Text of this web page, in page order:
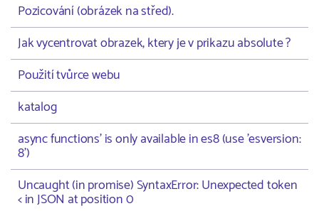
Pozicování (obrázek na střed).
Jak vycentrovat obrazek, ktery je v prikazu absolute ?
Použití tvůrce webu
katalog
async functions' is only available in es8 (use 'esversion:
8')
Uncaught (in promise) SyntaxError: Unexpected token
< in JSON at position 0